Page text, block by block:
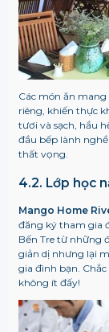
Các món ăn
riêng, khiến thực
tươi và sạch, hầu
đầu bếp lành
thất vọng.
4.2. Lớp học
Mango Home
đăng ký tham gia
Bến Tre từ những
giản dị nhưng lại
gia đình bạn. Chắc
không ít đấy!